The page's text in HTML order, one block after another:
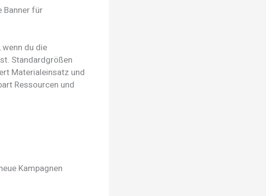
Banner für
du die
Standardgrößen
Materialeinsatz und
Ressourcen und
Kampagnen